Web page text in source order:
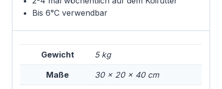
Bis 6°C verwendbar
Gewicht 5 kg
Maße 30 × 20 × 40 cm